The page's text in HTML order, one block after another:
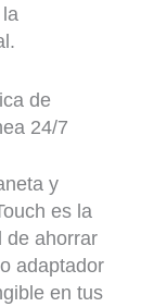
de
24/7
y
es la
de ahorrar
adaptador
en tus